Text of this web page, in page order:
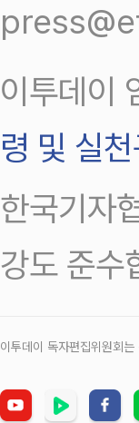
이투데이
령 및 실
한국기자
강도 준수
이투데이 독자편집위원회